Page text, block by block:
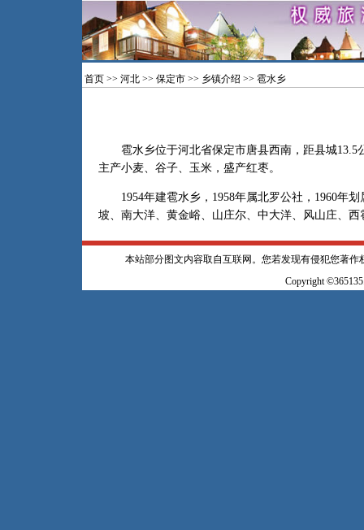
首页 >> 河北 >> 保定市 >> 乡镇介绍 >> 雹水乡
雹水乡位于河北省保定市唐县西南，距县城13.5
主产小麦、谷子、玉米，盛产红枣。
1954年建雹水乡，1958年属北罗公社，1960年划
坡、南大洋、黄金峪、山庄尔、中大洋、风山庄、
本站部分图文内容取自互联网。您若发现有侵犯您著
Copyright